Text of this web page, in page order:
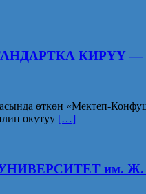
КИРҮҮ —
өткөн «Мектеп-
окутуу […]
им. Ж.